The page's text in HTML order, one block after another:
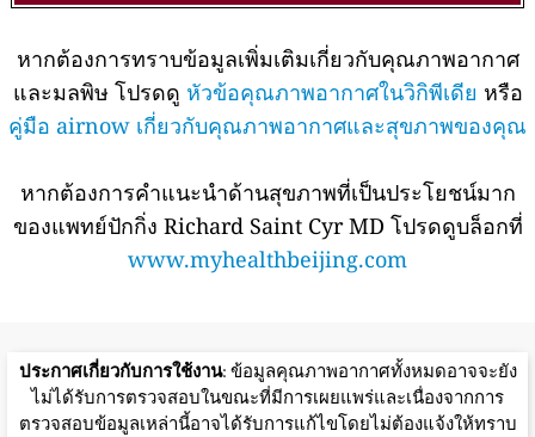
หากต้องการทราบข้อมูลเพิ่มเติมเกี่ยวกับคุณภาพอากาศ
และมลพิษ โปรดดู หัวข้อคุณภาพอากาศในวิกิพีเดีย หรือ
คู่มือ airnow เกี่ยวกับคุณภาพอากาศและสุขภาพของคุณ
หากต้องการคำแนะนำด้านสุขภาพที่เป็นประโยชน์มาก
ของแพทย์ปักกิ่ง Richard Saint Cyr MD โปรดดูบล็อกที่
www.myhealthbeijing.com
ประกาศเกี่ยวกับการใช้งาน: ข้อมูลคุณภาพอากาศทั้งหมดอาจจะยัง
ไม่ได้รับการตรวจสอบในขณะที่มีการเผยแพร่และเนื่องจากการ
ตรวจสอบข้อมูลเหล่านี้อาจได้รับการแก้ไขโดยไม่ต้องแจ้งให้ทราบ